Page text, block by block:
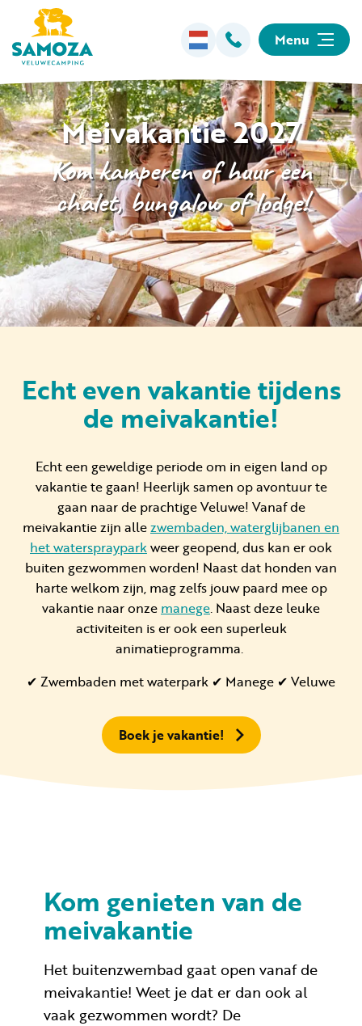
Menu
Overnachten
Faciliteiten
Animatie
Omgeving
Informatie
Particulier huren
+31 (0) 577 411 283
Gastinformatie
Werken bij
Meivakantie 2027
Kom kamperen of huur een
chalet, bungalow of lodge!
Echt even vakantie tijdens
de meivakantie!
Echt een geweldige periode om in eigen land op
vakantie te gaan! Heerlijk samen op avontuur te
gaan naar de prachtige Veluwe! Vanaf de
meivakantie zijn allezwembaden, waterglijbanen en
het watersprayparkweer geopend, dus kan er ook
buiten gezwommen worden! Naast dat honden van
harte welkom zijn, mag zelfs jouw paard mee op
vakantie naar onze manege. Naast deze leuke
activiteiten is er ook een superleuk
animatieprogramma.
✔ Zwembaden met waterpark ✔ Manege ✔ Veluwe
Boek je vakantie!
Kom genieten van de
meivakantie
Het buitenzwembad gaat open vanaf de
meivakantie! Weet je dat er dan ook al
vaak gezwommen wordt? De